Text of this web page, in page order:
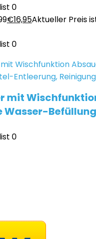
0
€16,95Aktueller Preis
0
mit
0